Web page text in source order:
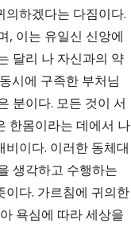
의하겠다는 다짐이다.
, 이는 유일신 신앙에
달리 나 자신과의 약
시에 구족한 부처님
분이다. 모든 것이 서
한몸이라는 데에서 나
이다. 이러한 동체대
생각하고 수행하는
이다. 가르침에 귀의한
욕심에 따라 세상을